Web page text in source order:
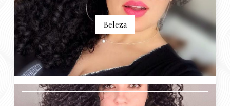
Beleza